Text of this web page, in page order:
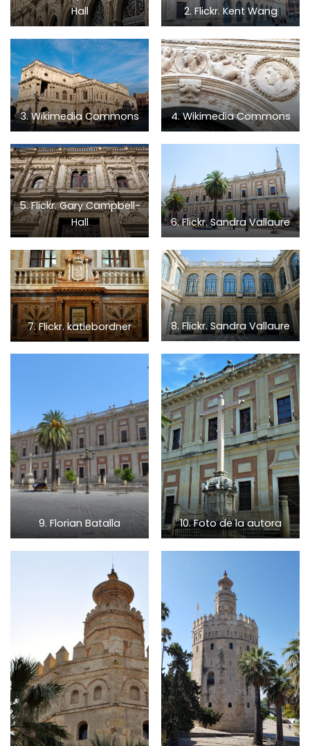
Hall
2. Flickr. Kent Wang
3. Wikimedia Commons 4. Wikimedia Commons
5. Flickr. Gary Campbell-
Hall
6. Flickr. Sandra Vallaure
7. Flickr. katiebordner 8. Flickr. Sandra Vallaure
9. Florian Batalla 10. Foto de la autora